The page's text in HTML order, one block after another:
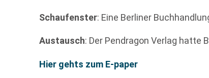
Schaufenster: Eine Berliner
Austausch: Der Pendragon Verlag hatte
Hier gehts zum E-paper